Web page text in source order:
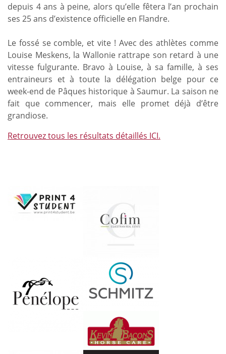
depuis 4 ans à peine, alors qu’elle fêtera l’an prochain
ses 25 ans d’existence officielle en Flandre.
Le fossé se comble, et vite ! Avec des athlètes comme
Louise Meskens, la Wallonie rattrape son retard à une
vitesse fulgurante. Bravo à Louise, à sa famille, à ses
entraineurs et à toute la délégation belge pour ce
week-end de Pâques historique à Saumur. La saison ne
fait que commencer, mais elle promet déjà d’être
grandiose.
Retrouvez tous les résultats détaillés ICI.